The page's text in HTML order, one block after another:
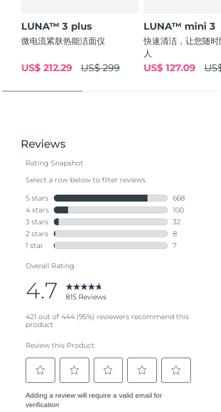
LUNA™ 3 plus
微电流紧肤热能洁面仪
US$ 299
US$ 212.29
LUNA™ mini 3
快速清洁，让您随
人
US$ 127.09